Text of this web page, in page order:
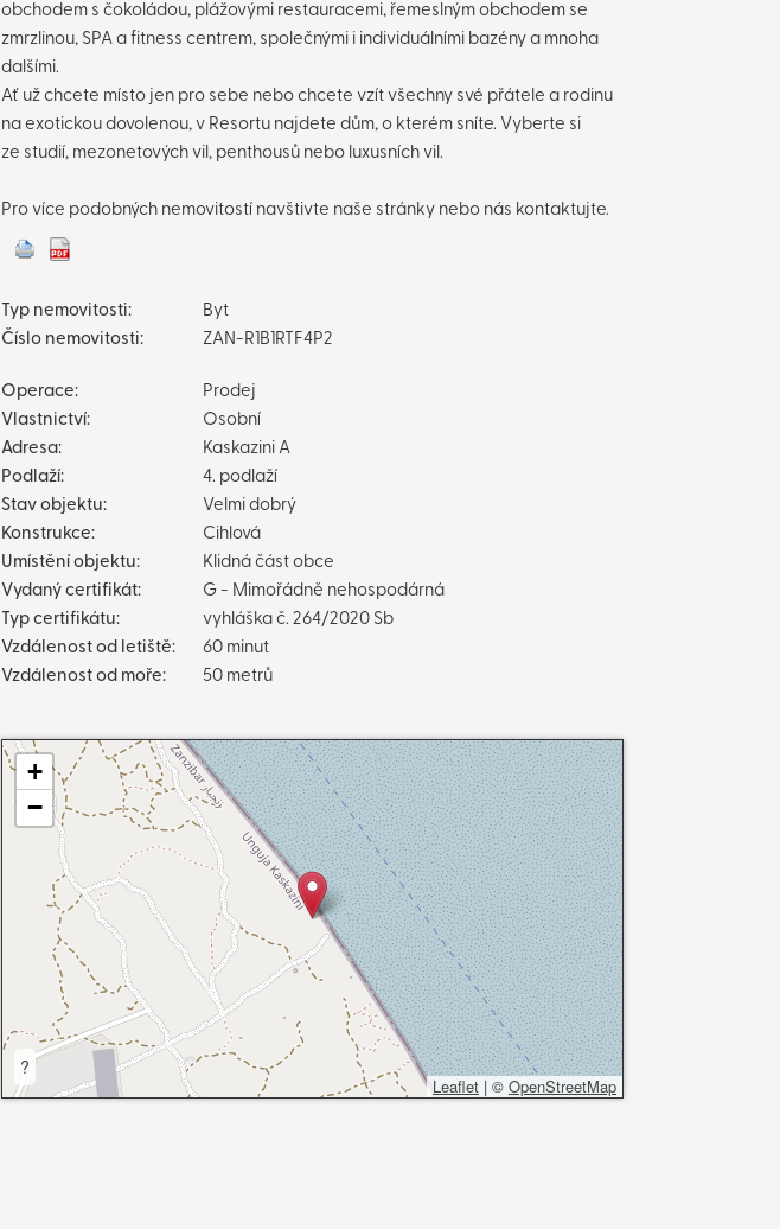
obchodem s čokoládou, plážovými restauracemi, řemeslným obchodem se
zmrzlinou, SPA a fitness centrem, společnými i individuálními bazény a mnoha
dalšími.
Ať už chcete místo jen pro sebe nebo chcete vzít všechny své přátele a rodinu
na exotickou dovolenou, v Resortu najdete dům, o kterém sníte. Vyberte si
ze studií, mezonetových vil, penthousů nebo luxusních vil.
Pro více podobných nemovitostí navštivte naše stránky nebo nás kontaktujte.
Typ nemovitosti:
Byt
Číslo nemovitosti:
ZAN-R1B1RTF4P2
Operace:
Prodej
Vlastnictví:
Osobní
Adresa:
Kaskazini A
Podlaží:
4. podlaží
Stav objektu:
Velmi dobrý
Konstrukce:
Cihlová
Umístění objektu:
Klidná část obce
Vydaný certifikát:
G - Mimořádně nehospodárná
Typ certifikátu:
vyhláška č. 264/2020 Sb
Vzdálenost od letiště:
60 minut
Vzdálenost od moře:
50 metrů
+
−
?
Leaflet | © OpenStreetMap